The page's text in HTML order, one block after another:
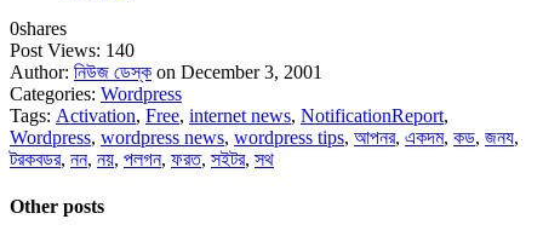
0shares
Post Views: 140
Author: নিউজ ডেস্ক on December 3, 2001
Categories: Wordpress
Tags: Activation, Free, internet news, NotificationReport,
Wordpress, wordpress news, wordpress tips, আপনর, একদম, কড, জনয,
টরকবডর, নন, নয়, পলগন, ফরত, সইটর, সথ
Other posts